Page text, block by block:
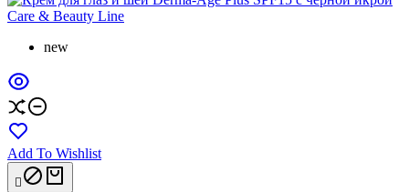
new
Add To Wishlist
